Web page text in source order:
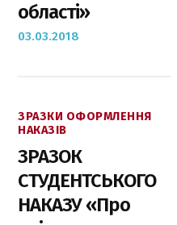
області»
03.03.2018
ЗРАЗКИ ОФОРМЛЕННЯ
НАКАЗIВ
ЗРАЗОК
СТУДЕНТСЬКОГО
НАКАЗУ «Про